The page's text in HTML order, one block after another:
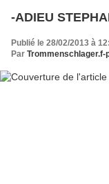
-ADIEU
Publié le 28/02/2013 à
Par